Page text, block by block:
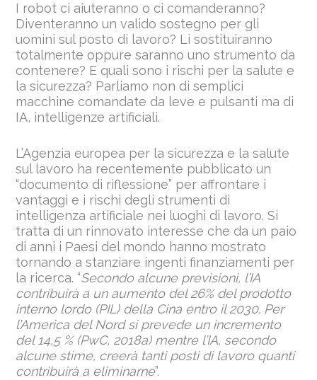
I robot ci aiuteranno o ci comanderanno?
Diventeranno un valido sostegno per gli
uomini sul posto di lavoro? Li sostituiranno
totalmente oppure saranno uno strumento da
contenere? E quali sono i rischi per la salute e
la sicurezza? Parliamo non di semplici
macchine comandate da leve e pulsanti ma di
IA, intelligenze artificiali.
L’Agenzia europea per la sicurezza e la salute
sul lavoro ha recentemente pubblicato un
“documento di riflessione” per affrontare i
vantaggi e i rischi degli strumenti di
intelligenza artificiale nei luoghi di lavoro. Si
tratta di un rinnovato interesse che da un paio
di anni i Paesi del mondo hanno mostrato
tornando a stanziare ingenti finanziamenti per
la ricerca. “Secondo alcune previsioni, l’IA
contribuirà a un aumento del 26% del prodotto
interno lordo (PIL) della Cina entro il 2030. Per
l’America del Nord si prevede un incremento
del 14,5 % (PwC, 2018a) mentre l’IA, secondo
alcune stime, creerà tanti posti di lavoro quanti
contribuirà a eliminarne”.